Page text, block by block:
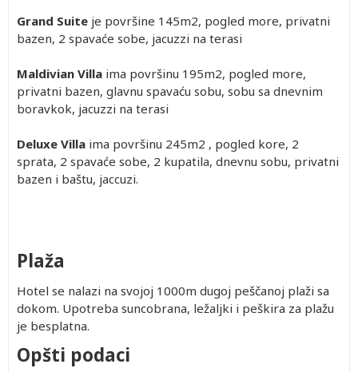
Grand Suite je površine 145m2, pogled more, privatni
bazen, 2 spavaće sobe, jacuzzi na terasi
Maldivian Villa ima površinu 195m2, pogled more,
privatni bazen, glavnu spavaću sobu, sobu sa dnevnim
boravkok, jacuzzi na terasi
Deluxe Villa ima površinu 245m2 , pogled kore, 2
sprata, 2 spavaće sobe, 2 kupatila, dnevnu sobu, privatni
bazen i baštu, jaccuzi.
Plaža
Hotel se nalazi na svojoj 1000m dugoj peščanoj plaži sa
dokom. Upotreba suncobrana, ležaljki i peškira za plažu
je besplatna.
Opšti podaci